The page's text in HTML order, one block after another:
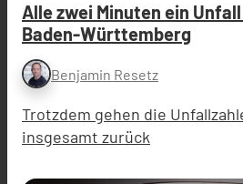
Alle zwei Minuten ein
Baden-Württemberg
Benjamin Resetz
Trotzdem gehen die
insgesamt zurück